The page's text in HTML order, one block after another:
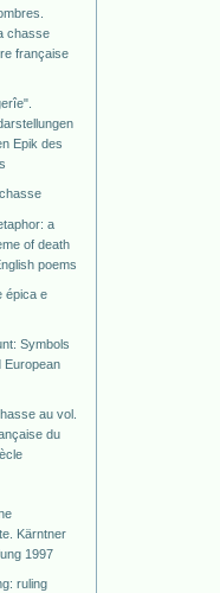
chasse
française
Epik des
a
of death
poems
épica e
Symbols
European
au vol.
du
Kärntner
1997
ruling